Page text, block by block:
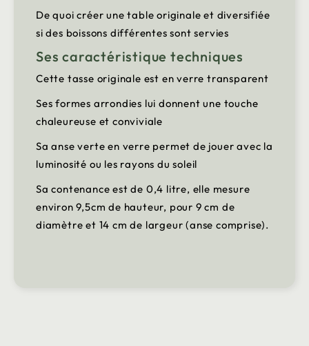
De quoi créer une table originale et diversifiée
si des boissons différentes sont servies
Ses caractéristique techniques
Cette tasse originale est en verre transparent
Ses formes arrondies lui donnent une touche
chaleureuse et conviviale
Sa anse verte en verre permet de jouer avec la
luminosité ou les rayons du soleil
Sa contenance est de 0,4 litre, elle mesure
environ 9,5cm de hauteur, pour 9 cm de
diamètre et 14 cm de largeur (anse comprise).